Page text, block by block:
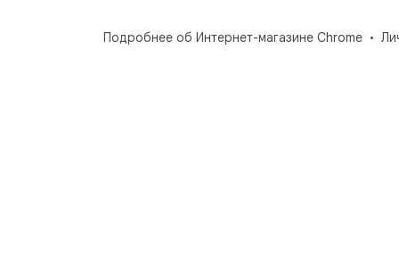
Подробнее об Интернет-магазине Chrome